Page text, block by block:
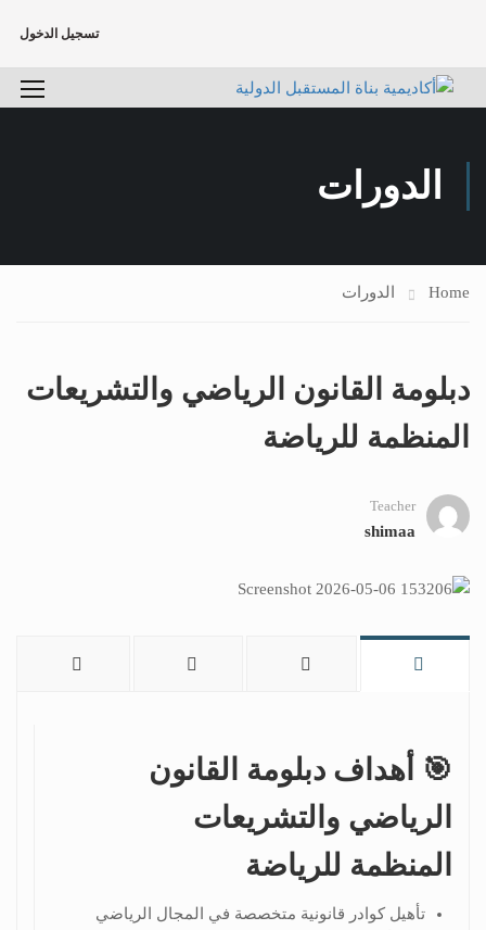
تسجيل الدخول
الدورات
Home الدورات
دبلومة القانون الرياضي والتشريعات
المنظمة للرياضة
Teacher
shimaa
🎯 أهداف دبلومة القانون
الرياضي والتشريعات
المنظمة للرياضة
تأهيل كوادر قانونية متخصصة في المجال الرياضي